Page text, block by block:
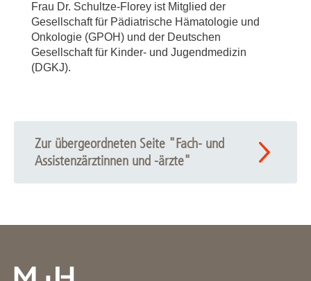
Frau Dr. Schultze-Florey ist Mitglied der
Gesellschaft für Pädiatrische Hämatologie und
Onkologie (GPOH) und der Deutschen
Gesellschaft für Kinder- und Jugendmedizin
(DGKJ).
Zur übergeordneten Seite "Fach- und
Assistenzärztinnen und -ärzte"